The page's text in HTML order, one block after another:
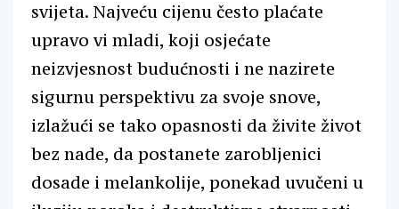
svijeta. Najveću cijenu često plaćate
upravo vi mladi, koji osjećate
neizvjesnost budućnosti i ne nazirete
sigurnu perspektivu za svoje snove,
izlažući se tako opasnosti da živite život
bez nade, da postanete zarobljenici
dosade i melankolije, ponekad uvučeni u